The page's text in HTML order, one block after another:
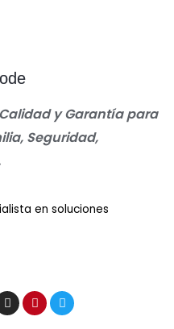
y Garantía para
Seguridad,